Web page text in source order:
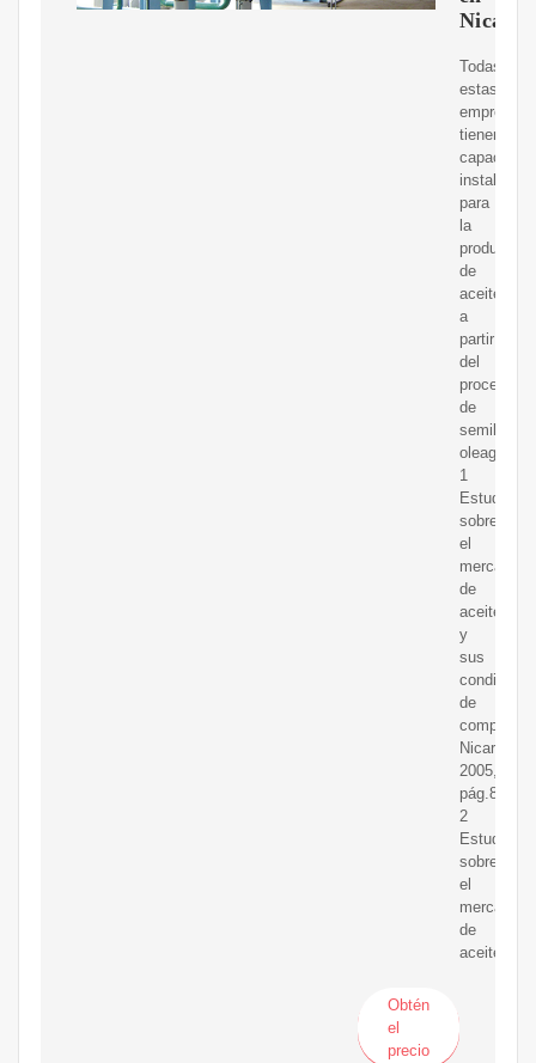
Todas
estas
empresas
tienen
capacidad
instalada
para
la
producción
de
aceite
a
partir
del
proceso
de
semillas
1
Estudio
sobre
el
mercado
de
aceite
y
sus
de
Nicaragua
2005,
pág.8
2
Estudio
sobre
el
mercado
de
aceite
Obtén
el
precio